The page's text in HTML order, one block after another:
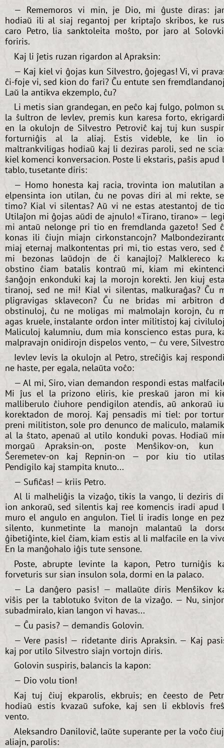
— Rememoros vi min, je Dio, mi ĝuste diras:
hodiaŭ ili al siaj regantoj per kriptaĵo skribos, ke
caro Petro, lia sanktoleita moŝto, por jaro al
foriris.
Kaj li ĵetis ruzan rigardon al Apraksin:
— Kaj kiel vi ĝojas kun Silvestro, ĝojegas! Vi, vi
ĉi-foje vi, sed kion do fari? Ĉu entute sen
Laŭ la antikva ekzemplo, ĉu?
Li metis sian grandegan, en peĉo kaj fulgo, polmon
la ŝultron de Ievlev, premis kun karesa forto,
en la okulojn de Silvestro Petroviĉ kaj tuj kun
forturniĝis al la aliaj. Estis videble, ke lin
maltrankviligas hodiaŭ kaj li deziras paroli, sed ne
kiel komenci konversacion. Poste li ekstaris, paŝis apud
tablo, tusetante diris:
— Homo honesta kaj racia, trovinta ion malutilan
elpensinta ion utilan, ĉu ne povas diri al mi rekte,
timo? Kial vi silentas? Aŭ vi ne estas atestantoj de
Utilaĵon mi ĝojas aŭdi de ajnulo! «Tirano, tirano» —
mi antaŭ nelonge pri tio en fremdlanda gazeto! Sed
konas ili ĉiujn miajn cirkonstancojn?
miaj eternaj malkontentas pri mi, tio estas vero, sed
mi bezonas laŭdojn de ĉi kanajloj? Malklereco
obstino ĉiam batalis kontraŭ mi, kiam mi
ŝanĝojn enkonduki kaj la morojn korekti. Jen kiuj
tiranoj, sed ne mi! Kial vi silentas, malkuraĝas? Ĉu
pligravigas sklavecon? Ĉu ne bridas mi arbitron
obstinuloj, ĉu ne moligas mi malmolajn korojn, ĉu
agas kruele, instalante ordon inter militistoj kaj
Maliculoj kalumniu, dum mia konscienco estas pura,
malpravajn onidirojn dispelos vento, — ĉu vere,
Ievlev levis la okulojn al Petro, streĉiĝis kaj
ne haste, per egala, nelaŭta voĉo:
— Al mi, Siro, vian demandon respondi estas
Mi ĵus el la prizono eliris, kie preskaŭ jaron mi
malliberulo ĉiuhore pendigilon atendis, aŭ ankoraŭ
korektadon de moroj. Kaj pensadis mi tiel: por
preni militiston, sole pro denunco de maliculo,
al la ŝtato, apenaŭ al utilo konduki povas. Hodiaŭ
morgaŭ Apraksin-on, poste Menŝikov-on, kun
Ŝeremetev-on kaj Repnin-on — por kiu tio
Pendigilo kaj stampita knuto...
— Sufiĉas! — kriis Petro.
Al li malheliĝis la vizaĝo, tikis la vango, li deziris
ion ankoraŭ, sed silentis kaj ree komencis iradi apud
muro el angulo en angulon. Tiel li iradis longe en
silento, kunmetinte la manojn malantaŭ la
ĝibetiĝinte, kiel ĉiam, kiam estis al li malfacile en la
En la manĝohalo iĝis tute sensone.
Poste, abrupte levinte la kapon, Petro turniĝis
forveturis sur sian insulon sola, dormi en la palaco.
— La danĝero pasis! — mallaŭte diris Menŝikov
viŝis per la tablotuko ŝviton de la vizaĝo. — Nu,
subadmiralo, kian langon vi havas...
— Ĉu pasis? — demandis Golovin.
— Vere pasis! — ridetante diris Apraksin. — Kaj
kaj por utilo Silvestro siajn vortojn diris.
Golovin suspiris, balancis la kapon:
— Dio volu tion!
Kaj tuj ĉiuj ekparolis, ekbruis; en ĉeesto de
hodiaŭ estis kvazaŭ sufoke, kaj sen li ekblovis
vento.
Aleksandro Daniloviĉ, laŭte superante per la voĉo
aliajn, parolis: